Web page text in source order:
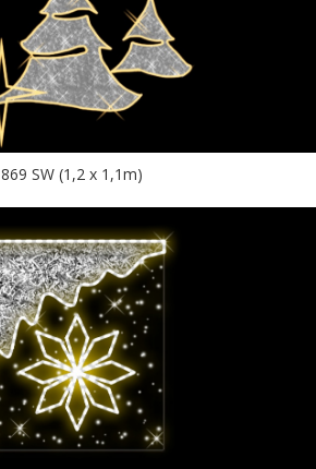
869 SW (1,2 x 1,1m)